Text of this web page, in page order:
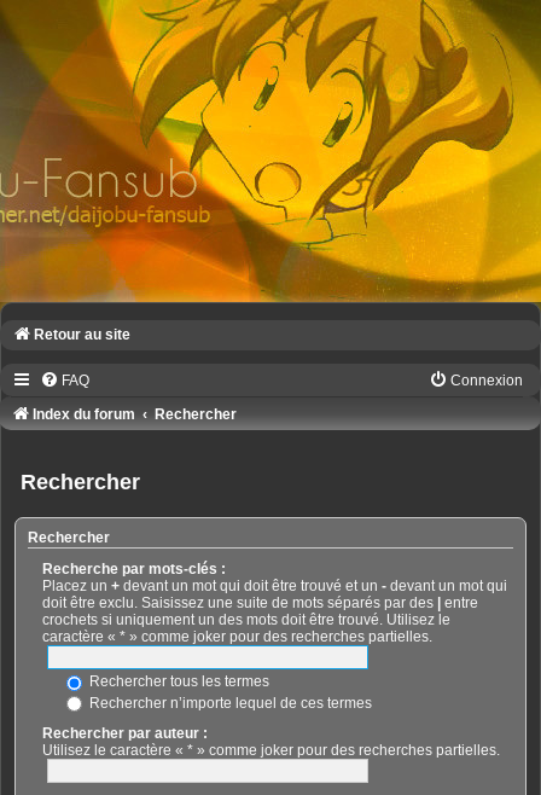
Retour au site
FAQ
Connexion
Index du forum
Rechercher
Rechercher
Rechercher
Recherche par mots-clés :
Placez un + devant un mot qui doit être trouvé et un - devant un mot qui
doit être exclu. Saisissez une suite de mots séparés par des
entre
crochets si uniquement un des mots doit être trouvé. Utilisez le
caractère « * » comme joker pour des recherches partielles.
Rechercher tous les termes
Rechercher n’importe lequel de ces termes
Rechercher par auteur :
Utilisez le caractère « * » comme joker pour des recherches partielles.